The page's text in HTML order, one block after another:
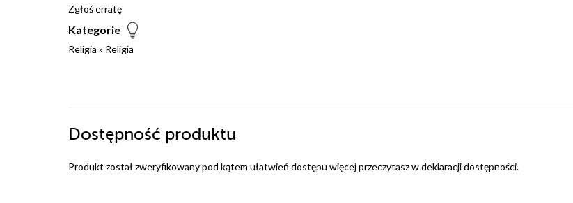
Zgłoś erratę
Kategorie
Religia » Religia
Dostępność produktu
Produkt został zweryfikowany pod kątem ułatwień dostępu więcej przeczytasz wdeklaracji dostępności.